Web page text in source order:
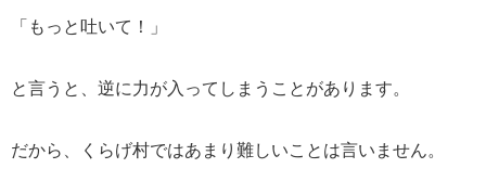
「もっと吐いて！」
と言うと、逆に力が入ってしまうことがあります。
だから、くらげ村ではあまり難しいことは言いません。